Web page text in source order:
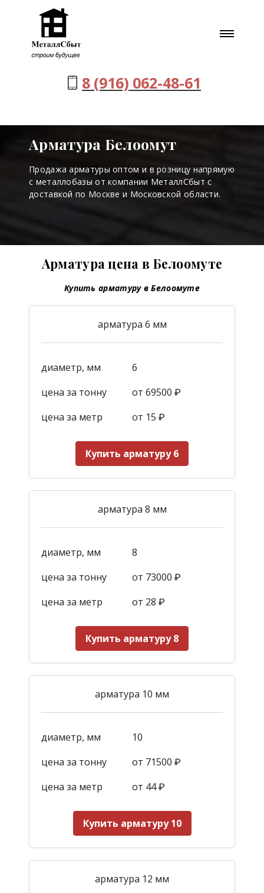
8 (916) 062-48-61
Арматура Белоомут
Продажа арматуры оптом и в розницу напрямую
с металлобазы от компании МеталлСбыт с
доставкой по Москве и Московской области.
Арматура цена в Белоомуте
Купить арматуру в Белоомуте
арматура 6 мм
диаметр, мм
6
цена за тонну
от 69500 ₽
цена за метр
от 15 ₽
Купить арматуру 6
арматура 8 мм
диаметр, мм
8
цена за тонну
от 73000 ₽
цена за метр
от 28 ₽
Купить арматуру 8
арматура 10 мм
диаметр, мм
10
цена за тонну
от 71500 ₽
цена за метр
от 44₽
Купить арматуру 10
арматура 12 мм